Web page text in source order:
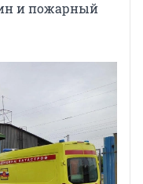
и пожарный